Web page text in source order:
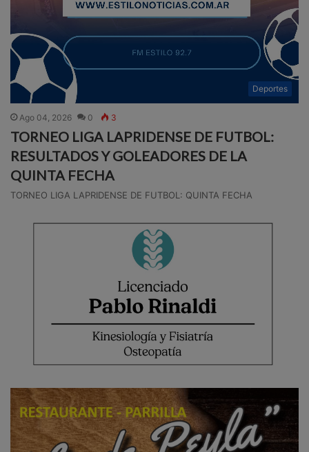
Deportes
Ago 04, 2026 0 3
TORNEO LIGA LAPRIDENSE DE FUTBOL:
RESULTADOS Y GOLEADORES DE LA
QUINTA FECHA
TORNEO LIGA LAPRIDENSE DE FUTBOL: QUINTA FECHA